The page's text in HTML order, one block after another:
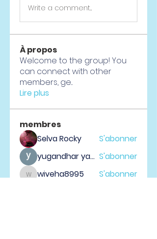
Write a comment...
À propos
Welcome to the group! You
can connect with other
members, ge...
Lire plus
membres
Selva Rocky
S'abonner
yugandhar yadav S'abonner
wiveha8995
wiveha8995
S'abonner